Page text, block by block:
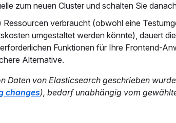
zum neuen Cluster und schalten Sie
verbraucht (obwohl eine
umgestaltet werden könnte), dauert
Funktionen für Ihre Frontend-
Alternative.
Daten von Elasticsearch geschrieben
changes), bedarf unabhängig vom